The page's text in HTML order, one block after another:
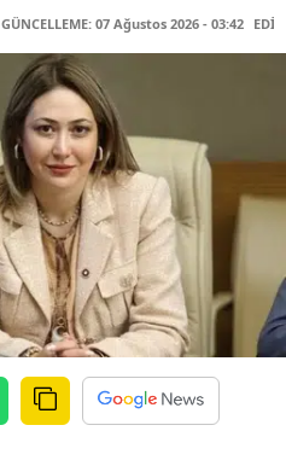
GÜNCELLEME: 07 Ağustos 2026 - 03:42